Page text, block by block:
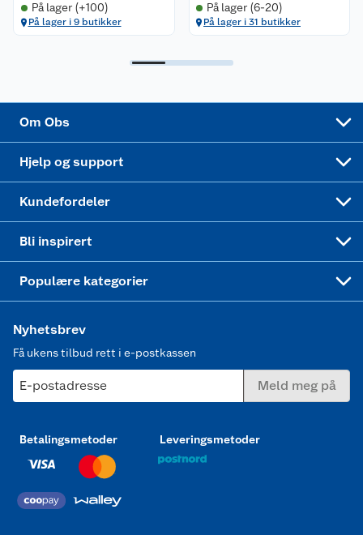
På lager (+100)
På lager i 9 butikker
På lager (6-20)
På lager i 31 butikker
Om Obs
Hjelp og support
Kjøpsvilkår
Kundefordeler
Klikk og hent
Bli inspirert
Festdrakter til hele familien
Populære kategorier
Hagemøbler og utemøbler
Nyhetsbrev
Få ukens tilbud rett i e-postkassen
E-postadresse Meld meg på
Betalingsmetoder Leveringsmetoder